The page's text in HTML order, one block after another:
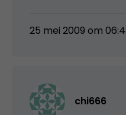
25 mei 2009 om
chi666